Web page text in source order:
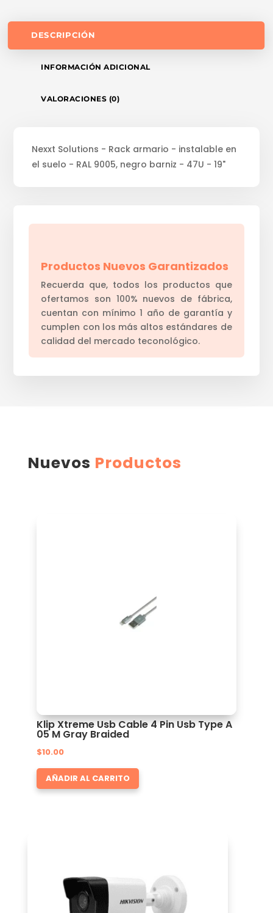
DESCRIPCIÓN
INFORMACIÓN ADICIONAL
VALORACIONES (0)
Nexxt Solutions - Rack armario - instalable en
el suelo - RAL 9005, negro barniz - 47U - 19"
Productos Nuevos Garantizados
Recuerda que, todos los productos que
ofertamos son 100% nuevos de fábrica,
cuentan con mínimo 1 año de garantía y
cumplen con los más altos estándares de
calidad del mercado teconológico.
Nuevos Productos
Klip Xtreme Usb Cable 4 Pin Usb Type A
05 M Gray Braided
$10.00
AÑADIR AL CARRITO